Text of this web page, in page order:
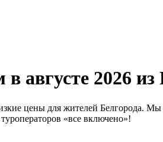
августе 2026 из
цены для жителей Белгорода.
«все включено»!